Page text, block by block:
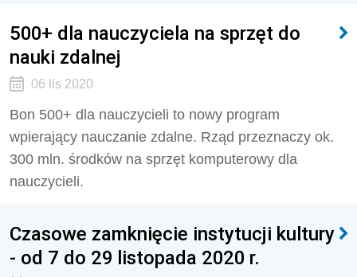
500+ dla nauczyciela na sprzęt do
nauki zdalnej
06 lis 2020
Bon 500+ dla nauczycieli to nowy program
wpierający nauczanie zdalne. Rząd przeznaczy ok.
300 mln. środków na sprzęt komputerowy dla
nauczycieli.
Czasowe zamknięcie instytucji kultury
- od 7 do 29 listopada 2020 r.